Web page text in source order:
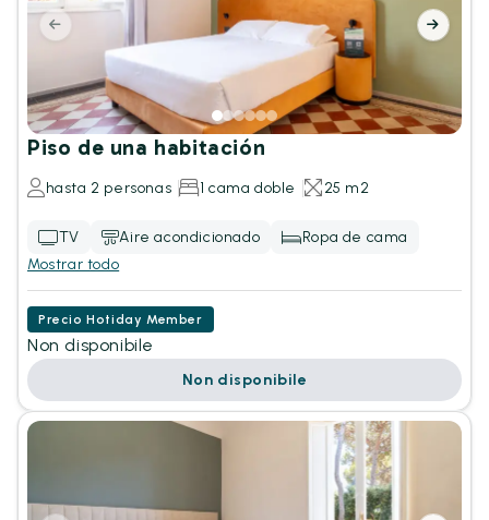
Piso de una habitación
hasta 2 personas 1 cama doble 25 m2
TV Aire acondicionado
Ropa de cama
Mostrar todo
Precio Hotiday Member
Non disponibile
Non disponibile